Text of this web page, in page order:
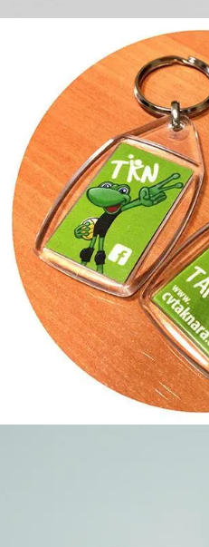
Llaveros